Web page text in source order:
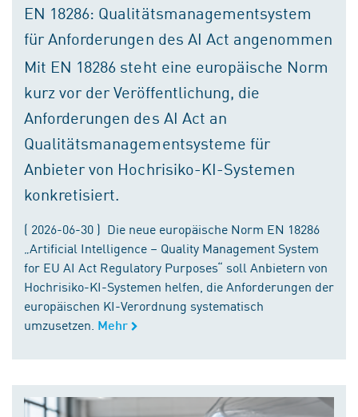
EN 18286: Qualitätsmanagementsystem
für Anforderungen des AI Act angenommen
Mit EN 18286 steht eine europäische Norm
kurz vor der Veröffentlichung, die
Anforderungen des AI Act an
Qualitätsmanagementsysteme für
Anbieter von Hochrisiko-KI-Systemen
konkretisiert.
( 2026-06-30 ) Die neue europäische Norm EN 18286
„Artificial Intelligence – Quality Management System
for EU AI Act Regulatory Purposes“ soll Anbietern von
Hochrisiko-KI-Systemen helfen, die Anforderungen der
europäischen KI-Verordnung systematisch
umzusetzen. Mehr